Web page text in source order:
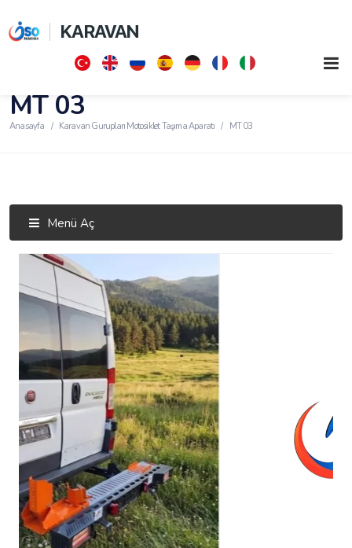
KARAVAN
MT 03
Anasayfa Karavan Gurupları Motosiklet Taşıma Aparatı MT 03
Menü Aç